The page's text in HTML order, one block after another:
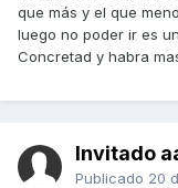
que más y el que
luego no poder ir es
Concretad y habra
Invitado
Publicado 20